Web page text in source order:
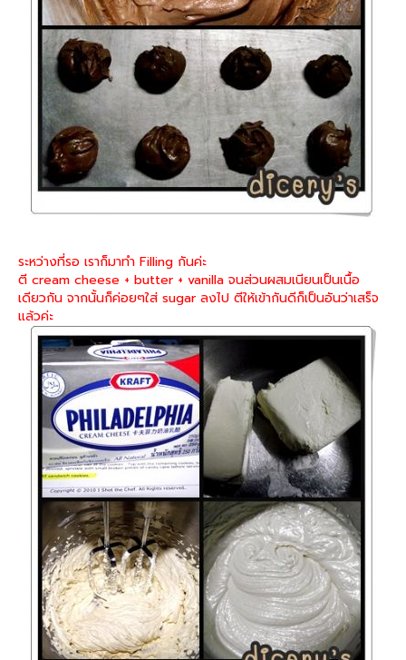
ระหว่างที่รอ เราก็มาทำ Filling กันค่ะ
ตี cream cheese + butter + vanilla จนส่วนผสมเนียนเป็นเนื้อ
เดียวกัน จากนั้นก็ค่อยๆใส่ sugar ลงไป ตีให้เข้ากันดีก็เป็นอันว่าเสร็จ
แล้วค่ะ